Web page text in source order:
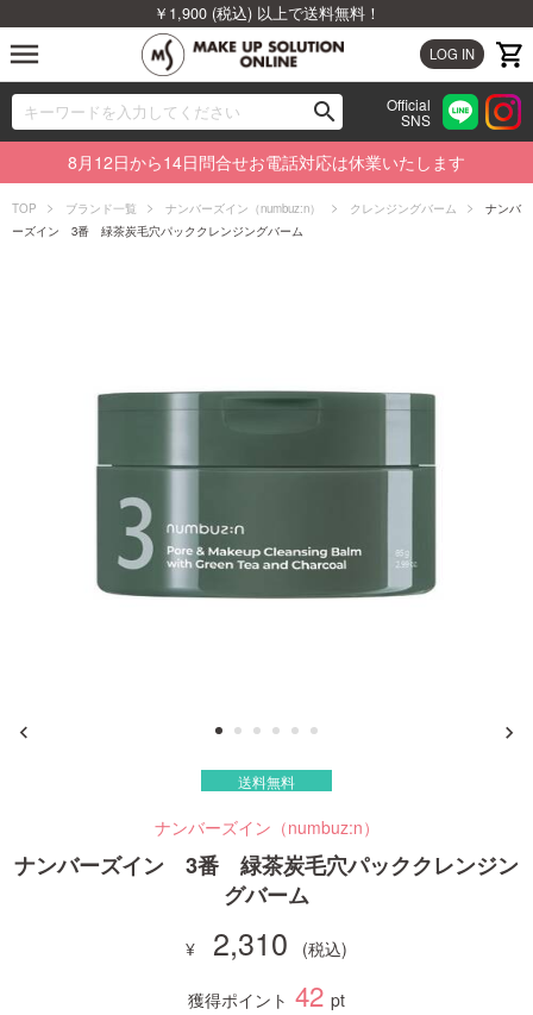
￥1,900 (税込) 以上で送料無料！
LOG IN
menu
search
00
Official
SNS
ブランドから探す
カテゴリから探す
ご利用ガイド
8月12日から14日問合せお電話対応は休業いたします
TOP ブランド一覧 ナンバーズイン（numbuz:n） クレンジングバーム
ナンバ
ーズイン 3番 緑茶炭毛穴パッククレンジングバーム
送料無料
ナンバーズイン（numbuz:n）
ナンバーズイン 3番 緑茶炭毛穴パッククレンジン
グバーム
2,310
獲得ポイント 42 pt